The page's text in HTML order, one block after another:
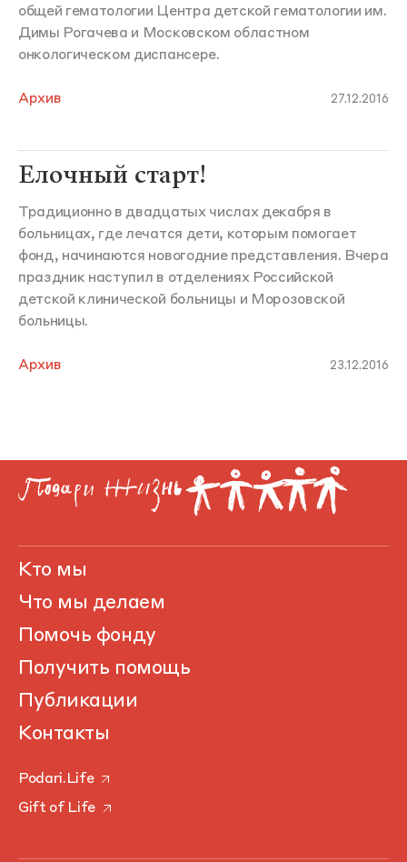
общей гематологии Центра детской гематологии им.
Димы Рогачева и Московском областном
онкологическом диспансере.
Архив 27.12.2016
Елочный старт!
Традиционно в двадцатых числах декабря в
больницах, где лечатся дети, которым помогает
фонд, начинаются новогодние представления. Вчера
праздник наступил в отделениях Российской
детской клинической больницы и Морозовской
больницы.
Архив 23.12.2016
Кто мы
Что мы делаем
Помочь фонду
Получить помощь
Публикации
Контакты
Podari.Life
Gift of Life